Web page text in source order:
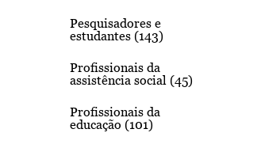
Pesquisadores e
estudantes (143)
Profissionais da
assistência social (45)
Profissionais da
educação (101)